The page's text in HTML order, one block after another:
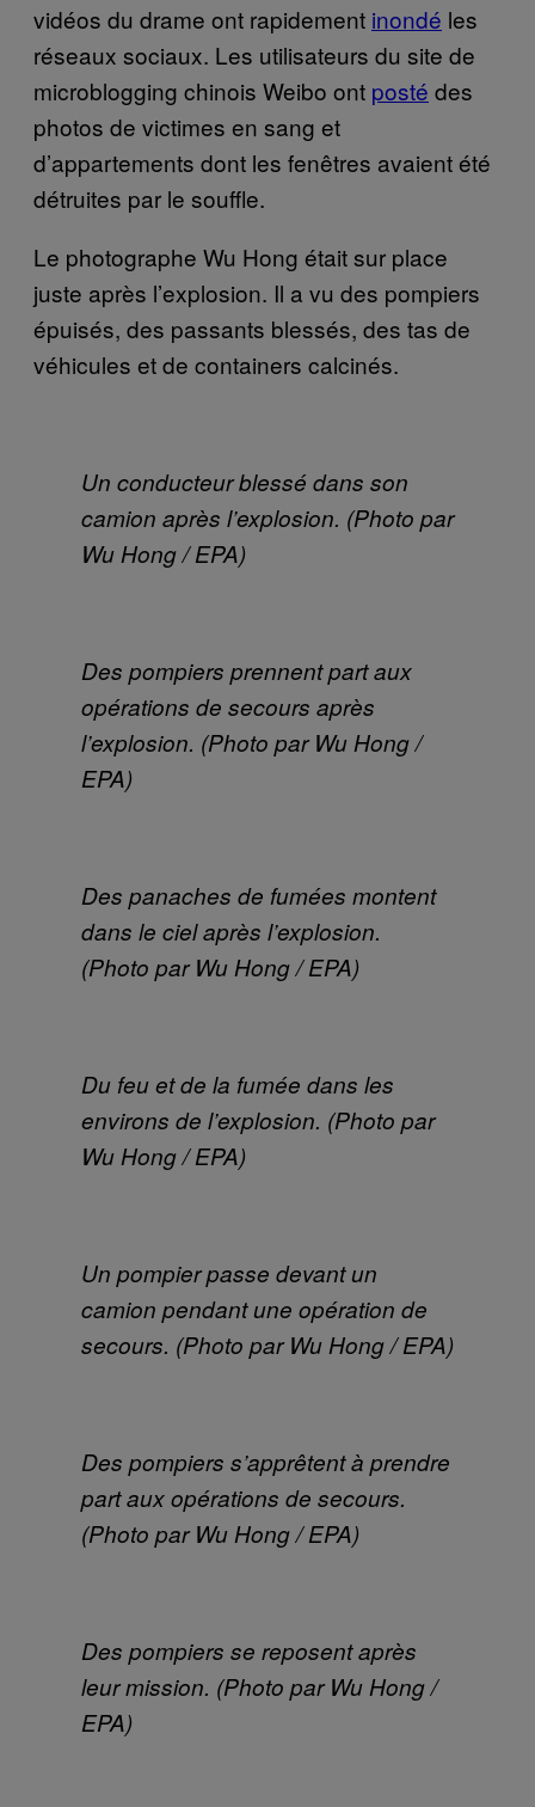
vidéos du drame ont rapidement inondé les
réseaux sociaux. Les utilisateurs du site de
microblogging chinois Weibo ont posté des
photos de victimes en sang et
d’appartements dont les fenêtres avaient été
détruites par le souffle.
Le photographe Wu Hong était sur place
juste après l’explosion. Il a vu des pompiers
épuisés, des passants blessés, des tas de
véhicules et de containers calcinés.
Un conducteur blessé dans son
camion après l’explosion. (Photo par
Wu Hong / EPA)
Des pompiers prennent part aux
opérations de secours après
l’explosion. (Photo par Wu Hong /
EPA)
Des panaches de fumées montent
dans le ciel après l’explosion.
(Photo par Wu Hong / EPA)
Du feu et de la fumée dans les
environs de l’explosion. (Photo par
Wu Hong / EPA)
Un pompier passe devant un
camion pendant une opération de
secours. (Photo par Wu Hong / EPA)
Des pompiers s’apprêtent à prendre
part aux opérations de secours.
(Photo par Wu Hong / EPA)
Des pompiers se reposent après
leur mission. (Photo par Wu Hong /
EPA)